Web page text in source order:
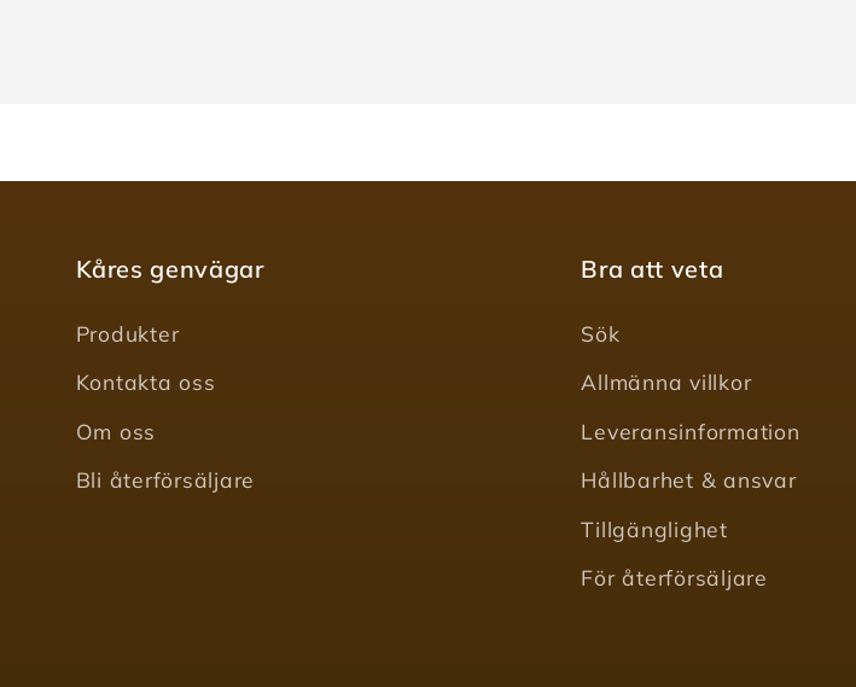
Kåres genvägar
Produkter
Kontakta oss
Om oss
Bli återförsäljare
Bra att veta
Sök
Allmänna villkor
Leveransinformation
Hållbarhet & ansvar
Tillgänglighet
För återförsäljare